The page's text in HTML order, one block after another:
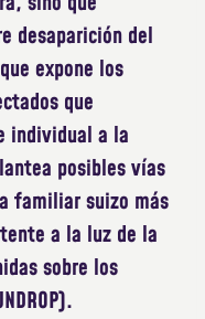
desaparición del
expone los
que
individual a la
posibles vías
familiar suizo más
a la luz de la
sobre los